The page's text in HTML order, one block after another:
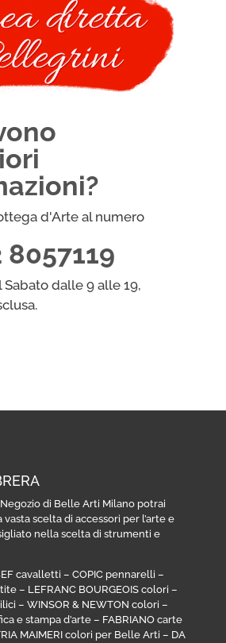
d'Arte al numero
8057119
dalle 9 alle 19,
di Belle Arti Milano potrai
scelta di accessori per l’arte e
nella scelta di strumenti e
cavalletti – COPIC pennarelli –
– LEFRANC BOURGEOIS colori –
– WINSOR & NEWTON colori –
e stampa d’arte– FABRIANO carte
MAIMERI colori per Belle Arti – DA